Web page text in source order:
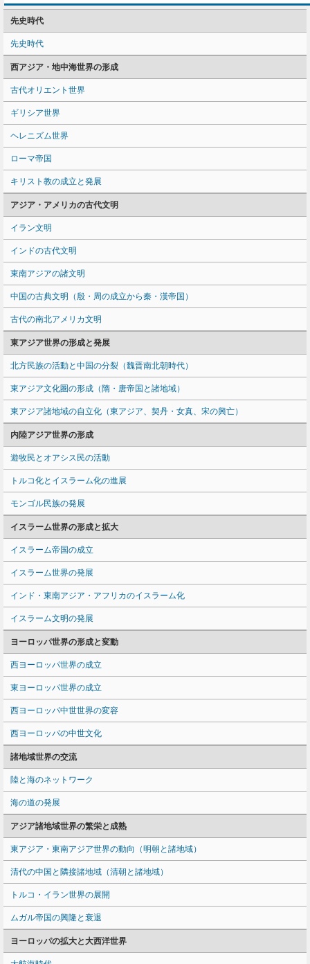
先史時代
先史時代
西アジア・地中海世界の形成
古代オリエント世界
ギリシア世界
ヘレニズム世界
ローマ帝国
キリスト教の成立と発展
アジア・アメリカの古代文明
イラン文明
インドの古代文明
東南アジアの諸文明
中国の古典文明（殷・周の成立から秦・漢帝国）
古代の南北アメリカ文明
東アジア世界の形成と発展
北方民族の活動と中国の分裂（魏晋南北朝時代）
東アジア文化圏の形成（隋・唐帝国と諸地域）
東アジア諸地域の自立化（東アジア、契丹・女真、宋の興亡）
内陸アジア世界の形成
遊牧民とオアシス民の活動
トルコ化とイスラーム化の進展
モンゴル民族の発展
イスラーム世界の形成と拡大
イスラーム帝国の成立
イスラーム世界の発展
インド・東南アジア・アフリカのイスラーム化
イスラーム文明の発展
ヨーロッパ世界の形成と変動
西ヨーロッパ世界の成立
東ヨーロッパ世界の成立
西ヨーロッパ中世世界の変容
西ヨーロッパの中世文化
諸地域世界の交流
陸と海のネットワーク
海の道の発展
アジア諸地域世界の繁栄と成熟
東アジア・東南アジア世界の動向（明朝と諸地域）
清代の中国と隣接諸地域（清朝と諸地域）
トルコ・イラン世界の展開
ムガル帝国の興隆と衰退
ヨーロッパの拡大と大西洋世界